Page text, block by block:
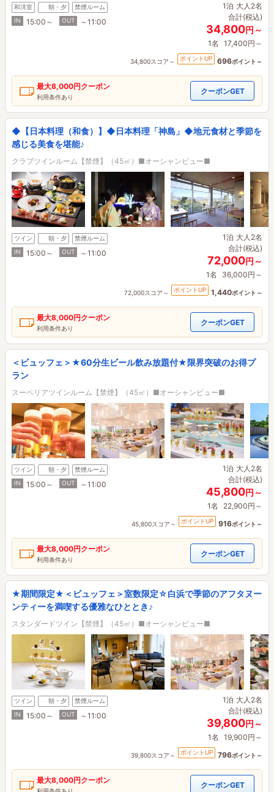
和洋室 朝・夕
禁煙ルーム
IN
15:00～ OUT ～11:00
1泊 大人2名
合計(税込)
34,800円～
1名 17,400円～
34,800スコア～ ポイントUP 696ポイント～
最大8,000円クーポン
利用条件あり
クーポンGET
◆【日本料理（和食）】◆日本料理「神島」◆地元食材と季節を
感じる美食を堪能♪
クラブツインルーム【禁煙】（45㎡）■オーシャンビュー■
ツイン 朝・夕
禁煙ルーム
IN
15:00～ OUT ～11:00
1泊 大人2名
合計(税込)
72,000円～
1名 36,000円～
72,000スコア～ ポイントUP 1,440ポイント～
最大8,000円クーポン
利用条件あり
クーポンGET
＜ビュッフェ＞★60分生ビール飲み放題付★限界突破のお得プ
ラン
スーペリアツインルーム【禁煙】（45㎡）■オーシャンビュー■
ツイン 朝・夕
禁煙ルーム
IN
15:00～ OUT ～11:00
1泊 大人2名
合計(税込)
45,800円～
1名 22,900円～
45,800スコア～ ポイントUP 916ポイント～
最大8,000円クーポン
利用条件あり
クーポンGET
★期間限定★＜ビュッフェ＞室数限定☆白浜で季節のアフタヌー
ンティーを満喫する優雅なひととき♪
スタンダードツイン【禁煙】（45㎡）■オーシャンビュー■
ツイン 朝・夕
禁煙ルーム
IN
15:00～ OUT ～11:00
1泊 大人2名
合計(税込)
39,800円～
1名 19,900円～
39,800スコア～ ポイントUP 796ポイント～
最大8,000円クーポン
クーポンGET